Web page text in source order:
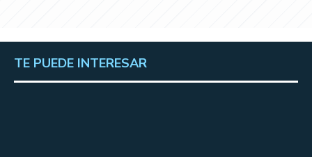
TE PUEDE INTERESAR